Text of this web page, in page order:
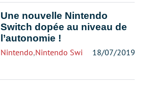
Une nouvelle Nintendo
Switch dopée au niveau de
l’autonomie !
Nintendo,Nintendo Switch18/07/2019